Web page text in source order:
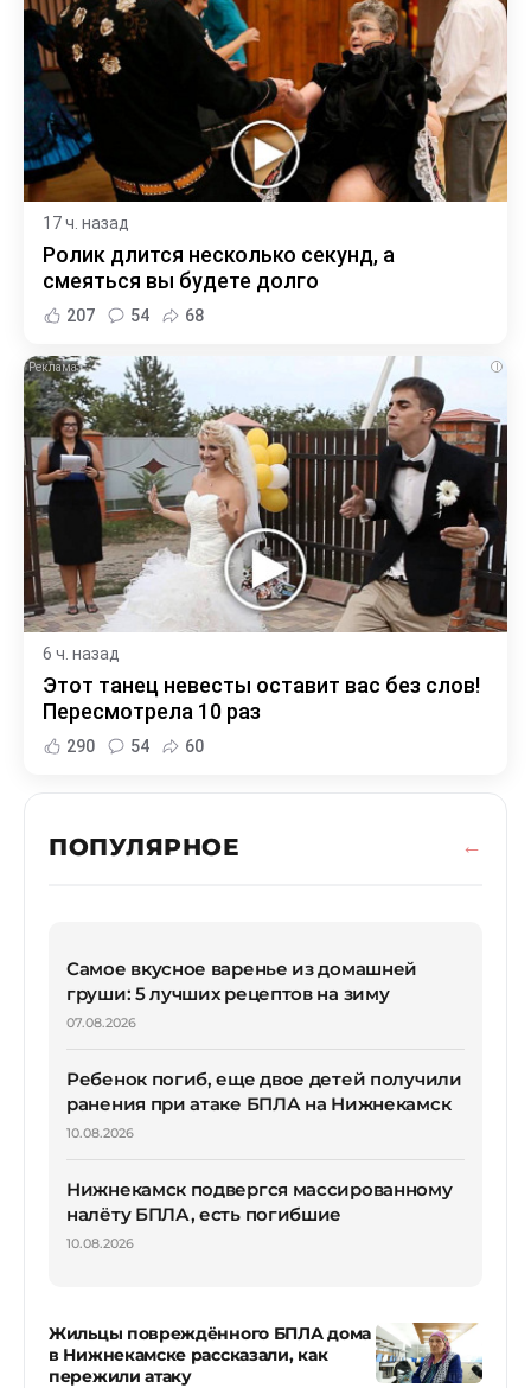
17 ч. назад
Ролик длится несколько секунд, а
смеяться вы будете долго
207 54 68
i
6 ч. назад
Этот танец невесты оставит вас без слов!
Пересмотрела 10 раз
290 54 60
ПОПУЛЯРНОЕ
Самое вкусное варенье из домашней
груши: 5 лучших рецептов на зиму
07.08.2026
Ребенок погиб, еще двое детей получили
ранения при атаке БПЛА на Нижнекамск
10.08.2026
Нижнекамск подвергся массированному
налёту БПЛА, есть погибшие
10.08.2026
Жильцы повреждённого БПЛА дома
в Нижнекамске рассказали, как
пережили атаку